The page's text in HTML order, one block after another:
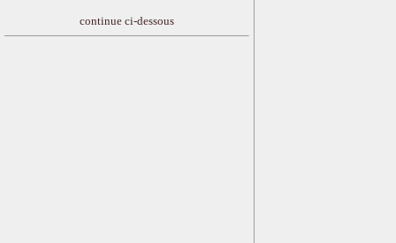
continue ci-dessous